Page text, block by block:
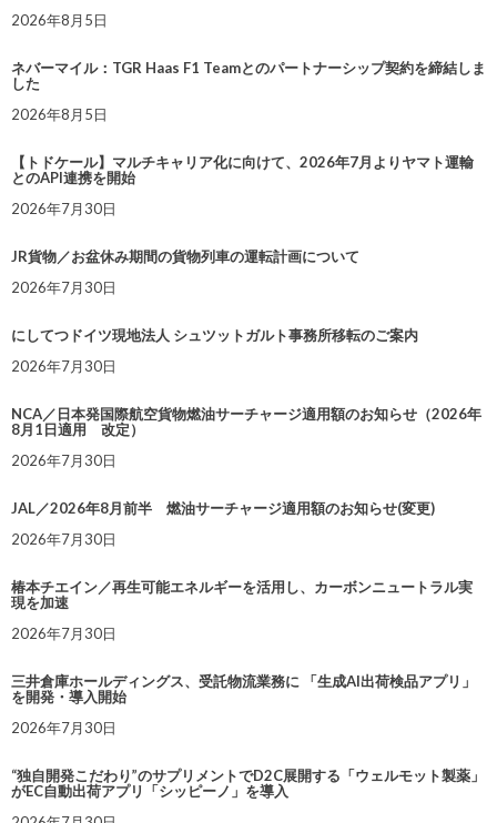
2026年8月5日
ネバーマイル：TGR Haas F1 Teamとのパートナーシップ契約を締結しま
した
2026年8月5日
【トドケール】マルチキャリア化に向けて、2026年7月よりヤマト運輸
とのAPI連携を開始
2026年7月30日
JR貨物／お盆休み期間の貨物列車の運転計画について
2026年7月30日
にしてつドイツ現地法人 シュツットガルト事務所移転のご案内
2026年7月30日
NCA／日本発国際航空貨物燃油サーチャージ適用額のお知らせ（2026年
8月1日適用 改定）
2026年7月30日
JAL／2026年8月前半 燃油サーチャージ適用額のお知らせ(変更)
2026年7月30日
椿本チエイン／再生可能エネルギーを活用し、カーボンニュートラル実
現を加速
2026年7月30日
三井倉庫ホールディングス、受託物流業務に 「生成AI出荷検品アプリ」
を開発・導入開始
2026年7月30日
“独自開発こだわり”のサプリメントでD2C展開する「ウェルモット製薬」
がEC自動出荷アプリ「シッピーノ」を導入